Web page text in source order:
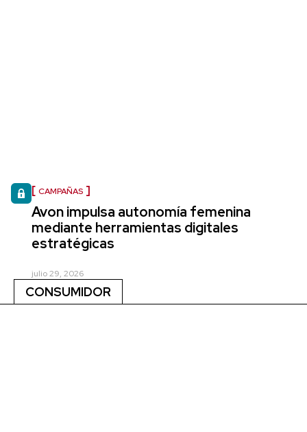
CAMPAÑAS
Avon impulsa autonomía femenina
mediante herramientas digitales
estratégicas
julio 29, 2026
CONSUMIDOR